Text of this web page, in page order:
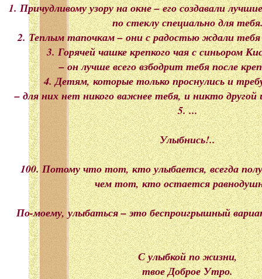
1. Причудливому узору на окне – его создавали
по стеклу специально для
2. Теплым тапочкам – они с радостью ждали тебя
3. Горячей чашке крепкого чая с синьором
– он лучше всего взбодрит тебя после
4. Детям, которые только проснулись и
– для них нет никого важнее тебя, и никто
5. ...
Улыбнись!..
100. Потому что тот, кто улыбается, всегда
чем тот, кто остается
По-моему, улыбаться – это беспроигрышный
С улыбкой по жизни,
твое Доброе Утро.